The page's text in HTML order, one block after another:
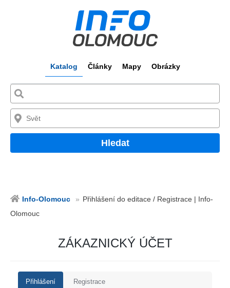
Katalog Články Mapy Obrázky
Hledat
Info-Olomouc
Přihlášení do editace / Registrace | Info-
Olomouc
ZÁKAZNICKÝ ÚČET
Přihlášení Registrace